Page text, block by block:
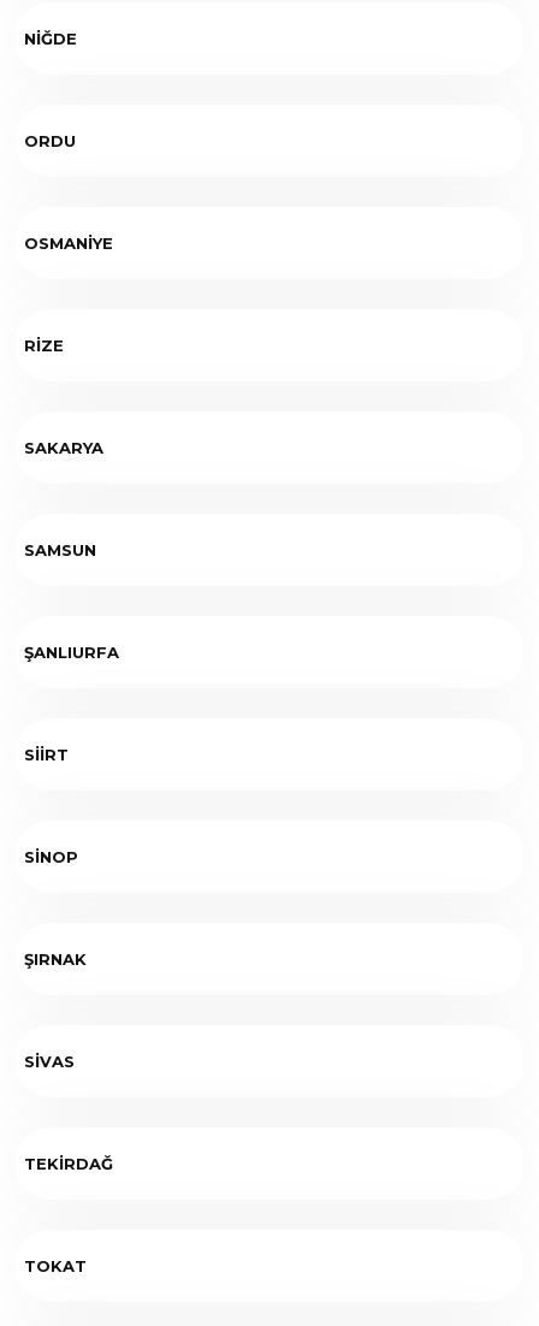
NİĞDE
ORDU
OSMANİYE
RİZE
SAKARYA
SAMSUN
ŞANLIURFA
SİİRT
SİNOP
ŞIRNAK
SİVAS
TEKİRDAĞ
TOKAT